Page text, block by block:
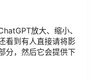
放大、缩小、
看到有人直接请将影
分，然后它会提供下